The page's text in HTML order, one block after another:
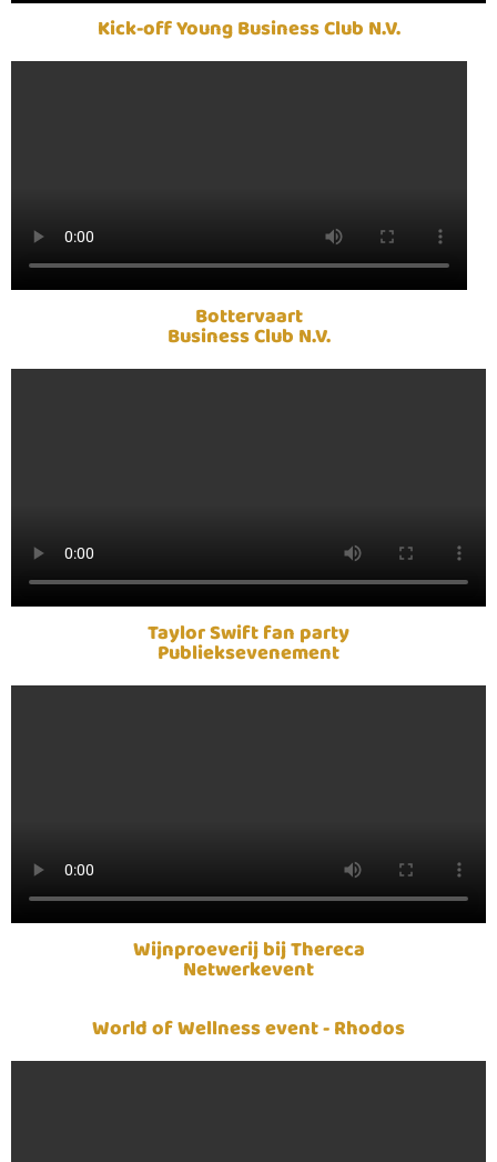
Kick-off Young Business Club N.V.
Bottervaart
Business Club N.V.
Taylor Swift fan party
Publieksevenement
Wijnproeverij bij Thereca
Netwerkevent
World of Wellness event - Rhodos